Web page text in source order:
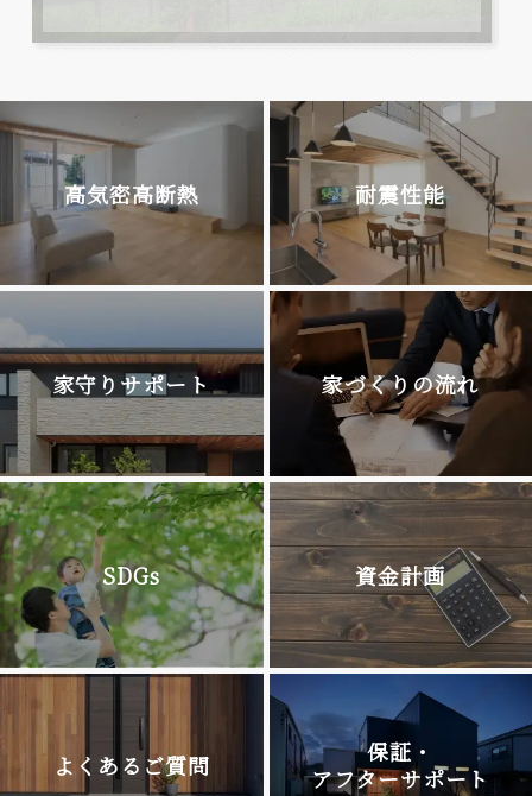
高気密高断熱 耐震性能
家守りサポート 家づくりの流れ
SDGs 資金計画
よくあるご質問
保証・
アフターサポート